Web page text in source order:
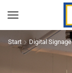
Start Digital Signage